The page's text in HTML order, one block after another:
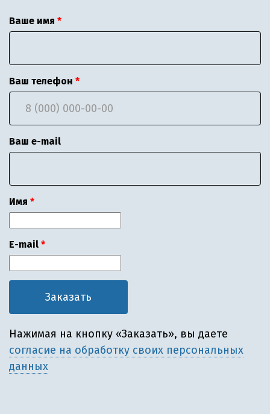
Ваше имя
Ваш телефон
Ваш e-mail
Имя
E-mail
Нажимая на кнопку «Заказать», вы даете
согласие на обработку своих персональных
данных